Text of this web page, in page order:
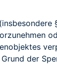
der